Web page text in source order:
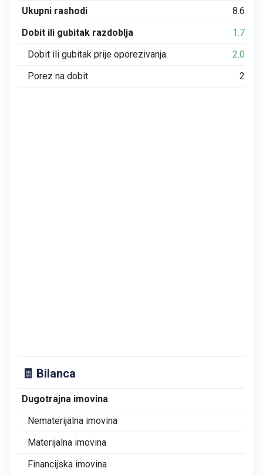
Ukupni rashodi
8.609
Dobit ili gubitak razdoblja
1.777
Dobit ili gubitak prije oporezivanja
2.019
Porez na dobit
242
🧾 Bilanca
Dugotrajna imovina
Nematerijalna imovina
Materijalna imovina
Financijska imovina